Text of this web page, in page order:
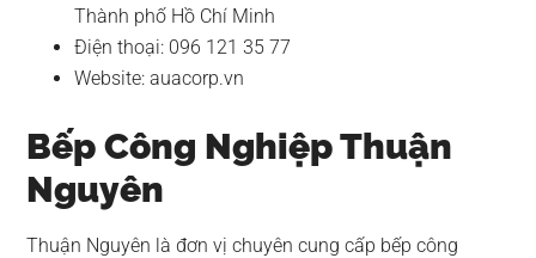
Thành phố Hồ Chí Minh
Điện thoại: 096 121 35 77
Website: auacorp.vn
Bếp Công Nghiệp Thuận
Nguyên
Thuận Nguyên là đơn vị chuyên cung cấp bếp công